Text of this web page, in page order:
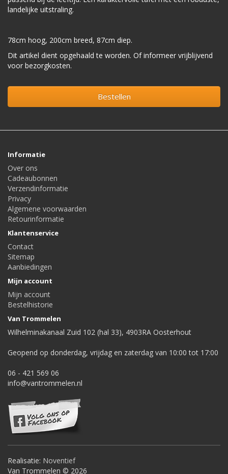
landelijke uitstraling.
78cm hoog, 200cm breed, 87cm diep.
Dit artikel dient opgehaald te worden. Of informeer vrijblijvend
voor bezorgkosten.
Bestellen
Informatie
Over ons
Cadeaubonnen
Verzendinformatie
Privacy
Algemene voorwaarden
Retourinformatie
Klantenservice
Contact
Sitemap
Aanbiedingen
Mijn account
Mijn account
Bestelhistorie
Van Trommelen
Wilhelminakanaal Zuid 102 (hal 33), 4903RA Oosterhout
Geopend op donderdag, vrijdag en zaterdag van 10:00 tot 17:00
06 - 421 569 06
info@vantrommelen.nl
Realisatie: Noventief
Van Trommelen © 2026